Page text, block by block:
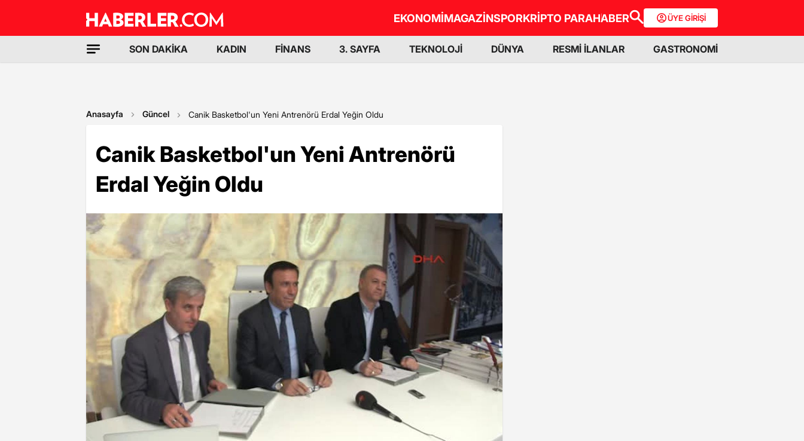
EKONOMİMAGAZİNSPORKRİPTO PARAHABER ÜYE GİRİŞİ
SON DAKİKA KADIN FİNANS 3. SAYFA TEKNOLOJİ DÜNYA RESMİ İLANLAR GASTRONOMİ
Anasayfa Güncel Canik Basketbol'un Yeni Antrenörü Erdal Yeğin Oldu
Canik Basketbol'un Yeni Antrenörü
Erdal Yeğin Oldu